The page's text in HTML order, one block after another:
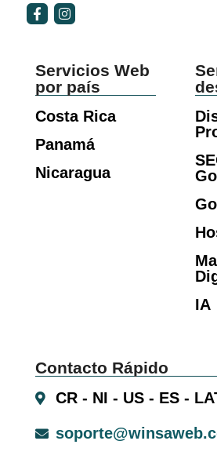
Servicios Web
por país
Costa Rica
Panamá
Nicaragua
IA
Contacto Rápido
CR - NI - US - ES -